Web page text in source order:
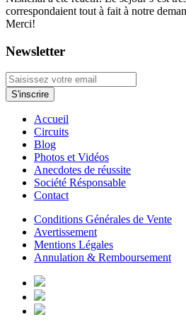
correspondaient tout à fait à notre
Merci!
Newsletter
Accueil
Circuits
Blog
Photos et Vidéos
Anecdotes de réussite
Société Résponsable
Contact
Conditions Générales de Vente
Avertissement
Mentions Légales
Annulation & Remboursement